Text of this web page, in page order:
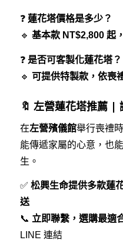
❓ 蓮花塔價格是多少？
🔹 基本款 NT$2,800 起
❓ 是否可客製化蓮花塔？
🔹 可提供特製款，依喪
🔖 左營蓮花塔推薦 |
在左營殯儀館舉行喪禮
能傳遞家屬的心意，也
生。
✅ 松興生命提供多款蓮
送
📞 立即聯繫，選購最適
LINE 連結